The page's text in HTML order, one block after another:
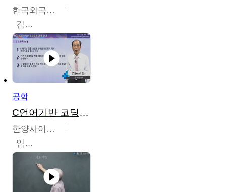
한국외국어대학교
김현수
공학
C언어기반 코딩교육
한양사이버대학교
임동균